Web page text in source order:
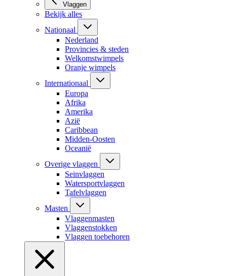
Vlaggen
Bekijk alles
Nationaal
Nederland
Provincies & steden
Welkomstwimpels
Oranje wimpels
Internationaal
Europa
Afrika
Amerika
Azië
Caribbean
Midden-Oosten
Oceanië
Overige vlaggen
Seinvlaggen
Watersportvlaggen
Tafelvlaggen
Masten
Vlaggenmasten
Vlaggenstokken
Vlaggen toebehoren